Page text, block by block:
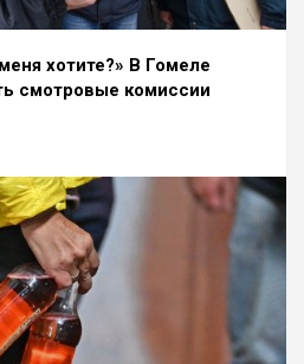
хотите?» В Гомеле
смотровые комиссии